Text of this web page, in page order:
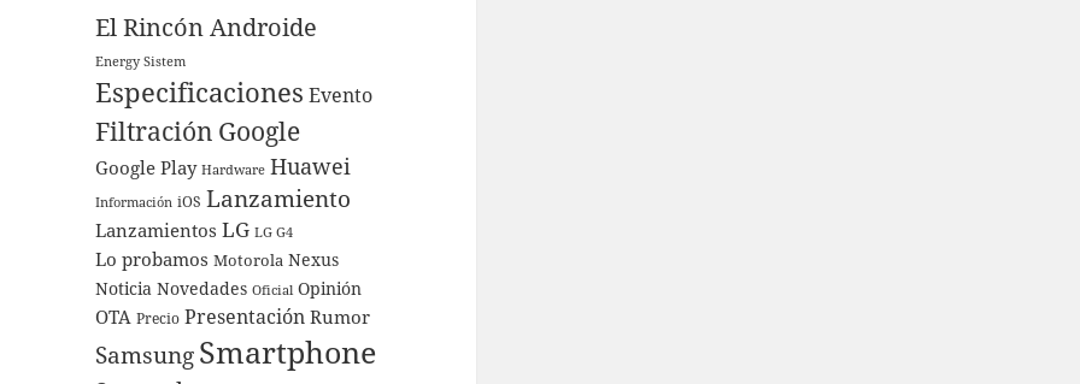
El Rincón Androide
Energy Sistem
Especificaciones Evento
Filtración Google
Google Play Hardware Huawei
Información iOS Lanzamiento
Lanzamientos LG LG G4
Lo probamos Motorola Nexus
Noticia Novedades Oficial Opinión
OTA Precio Presentación Rumor
SamsungSmartphone